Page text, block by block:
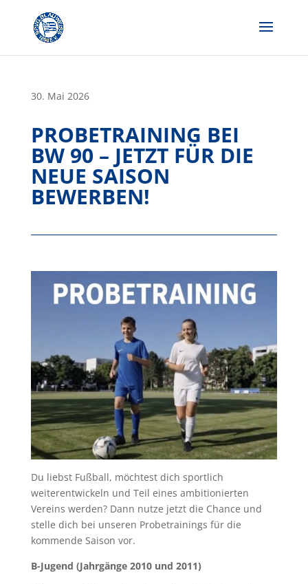
content
30. Mai 2026
PROBETRAINING BEI
BW 90 – JETZT FÜR DIE
NEUE SAISON
BEWERBEN!
Du liebst Fußball, möchtest dich sportlich
weiterentwickeln und Teil eines ambitionierten
Vereins werden? Dann nutze jetzt die Chance und
stelle dich bei unseren Probetrainings für die
kommende Saison vor.
B-Jugend (Jahrgänge 2010 und 2011)